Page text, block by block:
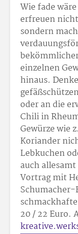
Wie fade
erfreuen
sondern
einzelnen
hinaus.
oder an die
Chili in
Gewürze wie
Koriander
Lebkuchen
auch
Vortrag mit
20 / 22 Euro.